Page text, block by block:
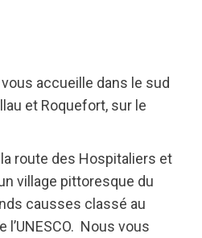
accueille dans le sud
et Roquefort, sur le
route des Hospitaliers et
village pittoresque du
causses classé au
l’UNESCO. Nous vous